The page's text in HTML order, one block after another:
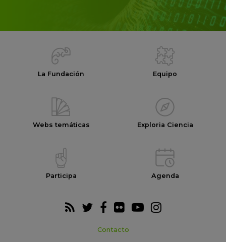
La Fundación Equipo
Webs temáticas Exploria Ciencia
Participa Agenda
Contacto